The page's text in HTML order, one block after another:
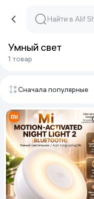
Умный свет
1 товар
Сначала популярные